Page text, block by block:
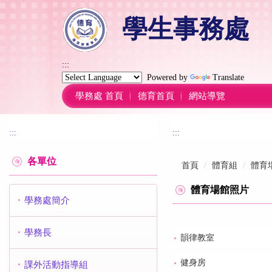
學生事務處
:::
Powered by
Translate
學務處 首頁 德育首頁 網站導覽
:::
各單位
學務處簡介
學務長
課外活動指導組
:::
首頁 體育組 體育
體育場館照片
韻律教室
健身房